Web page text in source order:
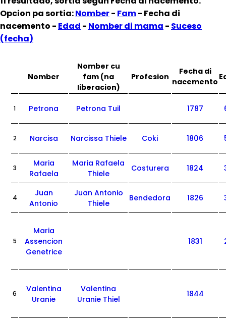
Opcion pa sortia:Nomber- Fam- Fecha di
nacemento - Edad - Nomber di mama - Suceso
(fecha)
Nomber
Nomber cu
fam (na
liberacion)
Profesion
Fecha di
nacemento
1 Petrona Petrona Tuil 1787
2 Narcisa Narcissa Thiele Coki 1806
3
Maria
Rafaela
Maria Rafaela
Thiele
Costurera 1824
4
Juan
Antonio
Juan Antonio
Thiele
Bendedora 1826
5
Maria
Assencion
Genetrice
1831
6
Valentina
Uranie
Valentina
Uranie Thiel
1844